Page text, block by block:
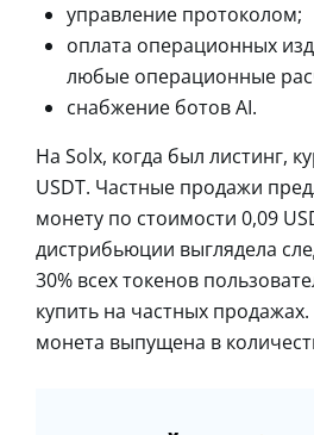
управление протоколом;
оплата операционных
любые операционные
снабжение ботов AI.
На Solx, когда был листинг,
USDT. Частные продажи
монету по стоимости 0,09
дистрибьюции выглядела
30% всех токенов
купить на частных
монета выпущена в